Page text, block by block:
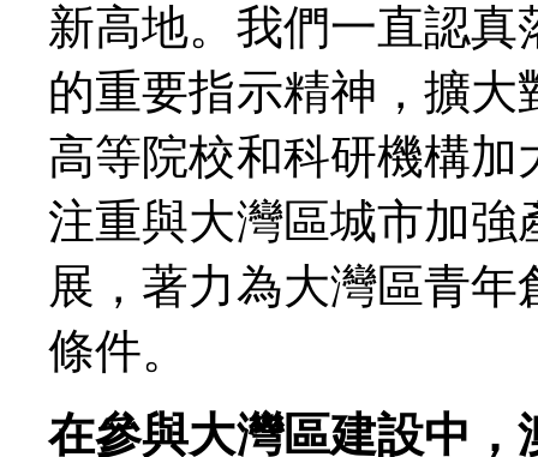
新高地。我們一直認
的重要指示精神，擴
高等院校和科研機構
注重與大灣區城市加
展，著力為大灣區青
條件。
在參與大灣區建設中